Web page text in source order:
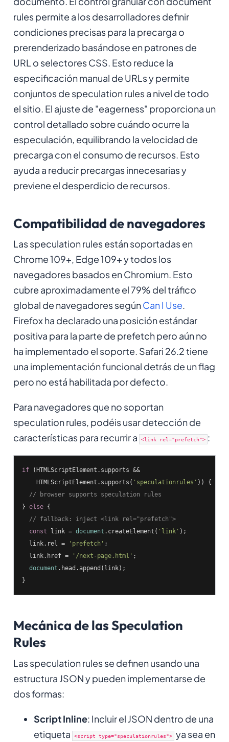
rules permite a los desarrolladores definir
condiciones precisas para la precarga o
prerenderizado basándose en patrones de
URL o selectores CSS. Esto reduce la
especificación manual de URLs y permite
conjuntos de speculation rules a nivel de todo
el sitio. El ajuste de "eagerness" proporciona un
control detallado sobre cuándo ocurre la
especulación, equilibrando la velocidad de
precarga con el consumo de recursos. Esto
ayuda a reducir precargas innecesarias y
previene el desperdicio de recursos.
Compatibilidad de navegadores
Las speculation rules están soportadas en
Chrome 109+, Edge 109+ y todos los
navegadores basados en Chromium. Esto
cubre aproximadamente el 79% del tráfico
global de navegadores segúnCan I Use.
Firefox ha declarado una posición estándar
positiva para la parte de prefetch pero aún no
ha implementado el soporte. Safari 26.2 tiene
una implementación funcional detrás de un flag
pero no está habilitada por defecto.
Para navegadores que no soportan
speculation rules, podéis usar detección de
características para recurrir a
<link rel="prefetch"> :
if (HTMLScriptElement.supports &&
    HTMLScriptElement.supports(
'speculationrules' )) {
// browser supports speculation rules
} else {
// fallback: inject <link rel="prefetch">
const link = document .createElement( 'link' );
  link.rel =
'prefetch' ;
  link.href =
'/next-page.html' ;
document .head.append(link);
}
Mecánica de las Speculation
Rules
Las speculation rules se definen usando una
estructura JSON y pueden implementarse de
dos formas:
Script Inline: Incluir el JSON dentro de una
etiqueta
<script type="speculationrules"> ya sea en